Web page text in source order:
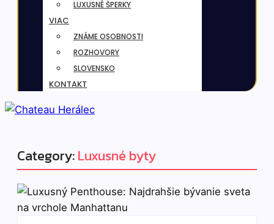
LUXUSNÉ ŠPERKY
VIAC
ZNÁME OSOBNOSTI
ROZHOVORY
SLOVENSKO
KONTAKT
Category:Luxusné byty